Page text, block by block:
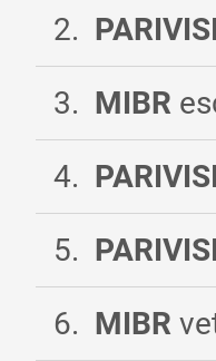
2.
3. MIBR
4.
5.
6. MIBR